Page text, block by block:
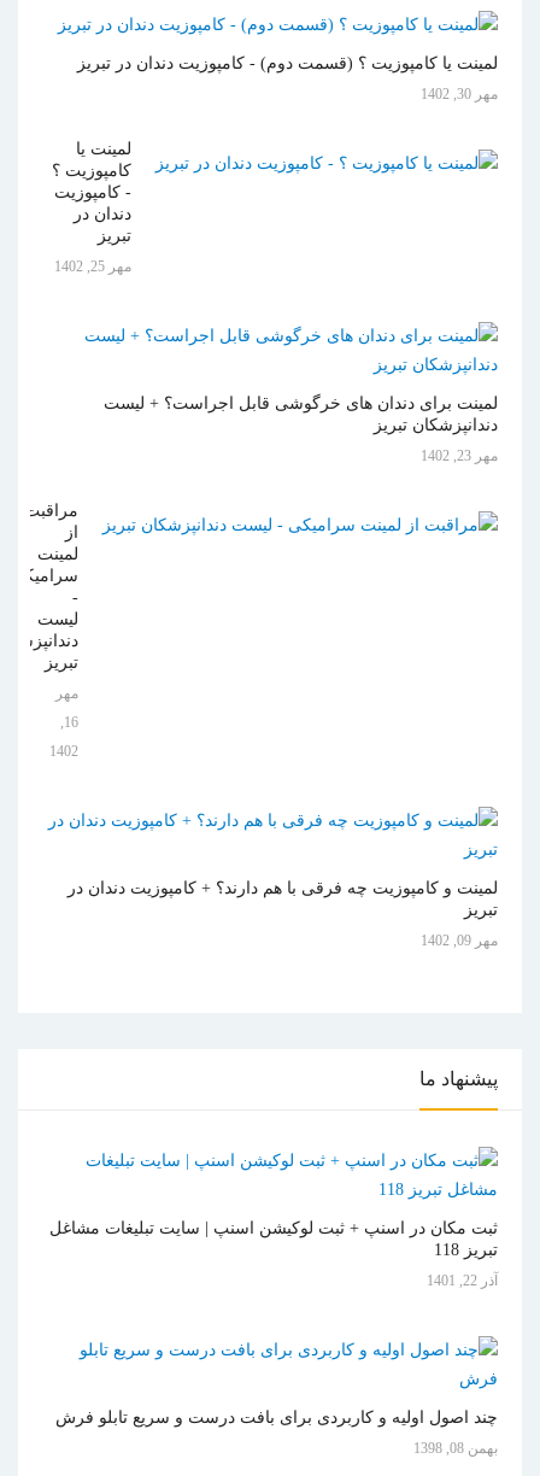
لمینت یا کامپوزیت ؟ (قسمت دوم) - کامپوزیت دندان در تبریز
مهر 30, 1402
لمینت یا
کامپوزیت ؟
- کامپوزیت
دندان در
تبریز
مهر 25, 1402
لمینت برای دندان های خرگوشی قابل اجراست؟ + لیست
دندانپزشکان تبریز
مهر 23, 1402
مراقبت
از
لمینت
سرامیکی
-
لیست
تبریز
مهر
16,
1402
لمینت و کامپوزیت چه فرقی با هم دارند؟ + کامپوزیت دندان در
تبریز
مهر 09, 1402
پیشنهاد ما
ثبت مکان در اسنپ + ثبت لوکیشن اسنپ | سایت تبلیغات مشاغل
تبریز 118
آذر 22, 1401
چند اصول اولیه و کاربردی برای بافت درست و سریع تابلو فرش
بهمن 08, 1398